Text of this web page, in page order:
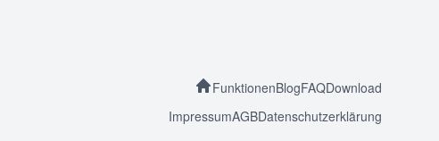
FunktionenBlogFAQDownload
ImpressumAGBDatenschutzerklärung